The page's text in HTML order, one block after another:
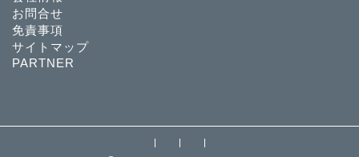
お問合せ
免責事項
サイトマップ
PARTNER